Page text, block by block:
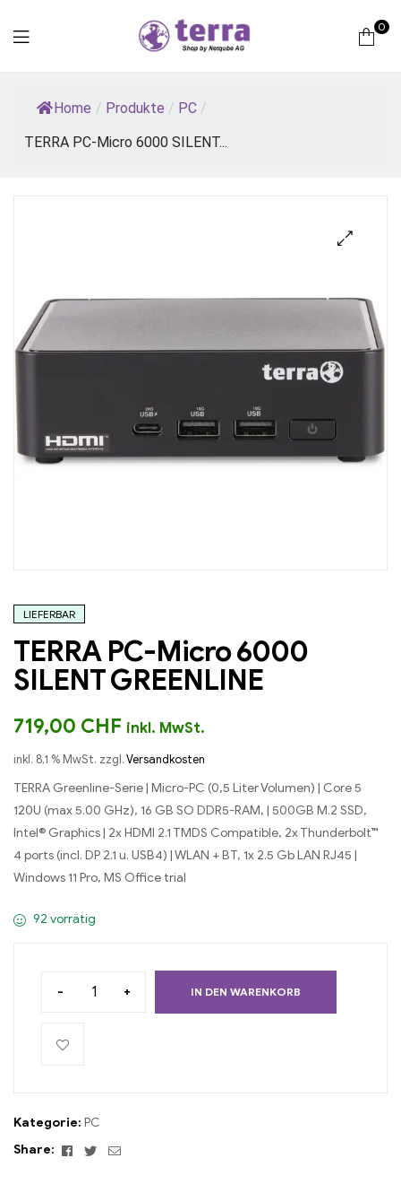
Computer
0
Home / Produkte / PC /
TERRA PC-Micro 6000 SILENT...
LIEFERBAR
TERRA PC-Micro 6000
SILENT GREENLINE
719,00 CHF inkl. MwSt.
inkl. 8,1 % MwSt. zzgl.Versandkosten
TERRA Greenline-Serie | Micro-PC (0,5 Liter Volumen) | Core 5
120U (max 5.00 GHz), 16 GB SO DDR5-RAM, | 500GB M.2 SSD,
Intel® Graphics | 2x HDMI 2.1 TMDS Compatible, 2x Thunderbolt™
4 ports (incl. DP 2.1 u. USB4) | WLAN + BT, 1x 2.5 Gb LAN RJ45 |
Windows 11 Pro, MS Office trial
92 vorrätig
- + IN DEN WARENKORB
Kategorie: PC
Share:
Facebook
TwitterEmail